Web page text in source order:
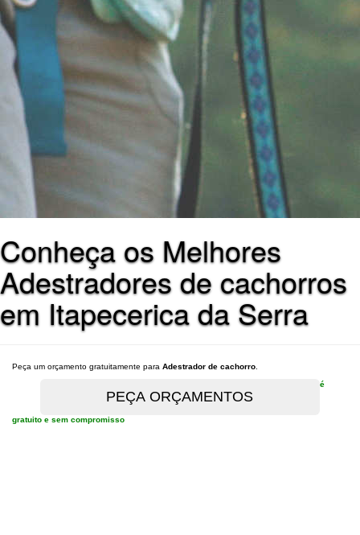
Conheça os Melhores
Adestradores de cachorros
em Itapecerica da Serra
Peça um orçamento gratuitamente para Adestrador de cachorro
é
gratuito e sem compromisso